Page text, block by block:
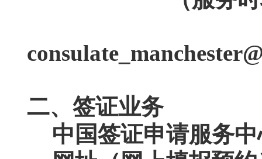
二、签证业务
中国签证申请服务